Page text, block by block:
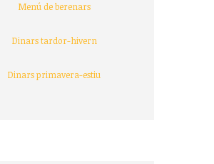
Menú de berenars
Dinars tardor-hivern
Dinars primavera-estiu